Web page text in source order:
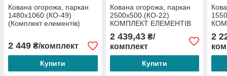
Кована огорожа, паркан
1480х1060 (КО-49)
(Комплект елементів)
2 449 ₴/комплект
Купити
Кована огорожа, паркан
2500х500.(КО-22)
КОМПЛЕКТ ЕЛЕМЕНТІВ
2 439,43₴/
комплект
Купити
2